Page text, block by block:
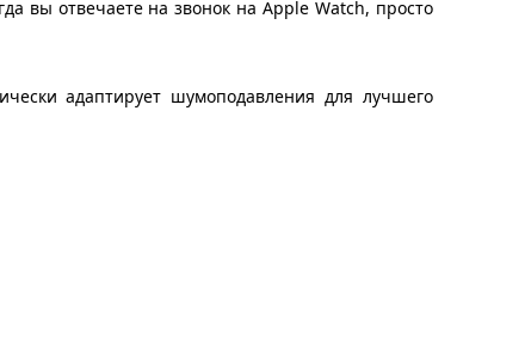
вы отвечаете на звонок на Apple Watch, просто
адаптирует шумоподавления для лучшего